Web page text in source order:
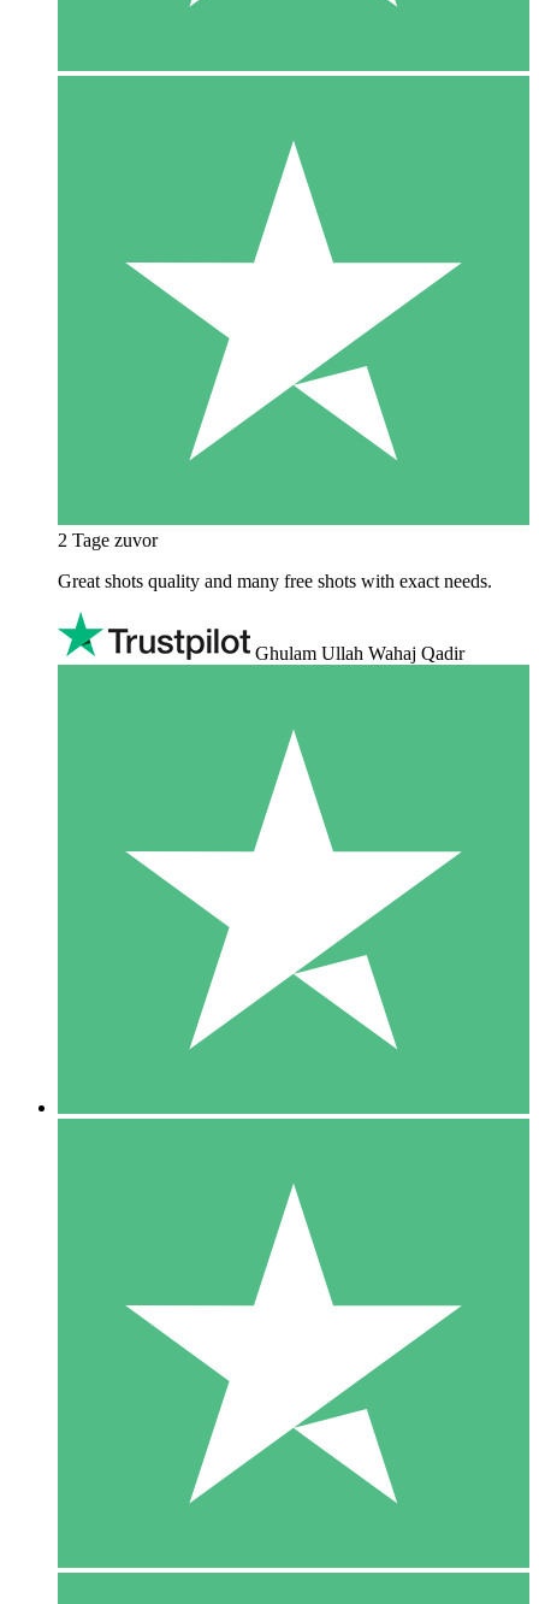
2 Tage zuvor
Great shots quality and many free shots with exact needs.
Ghulam Ullah Wahaj Qadir